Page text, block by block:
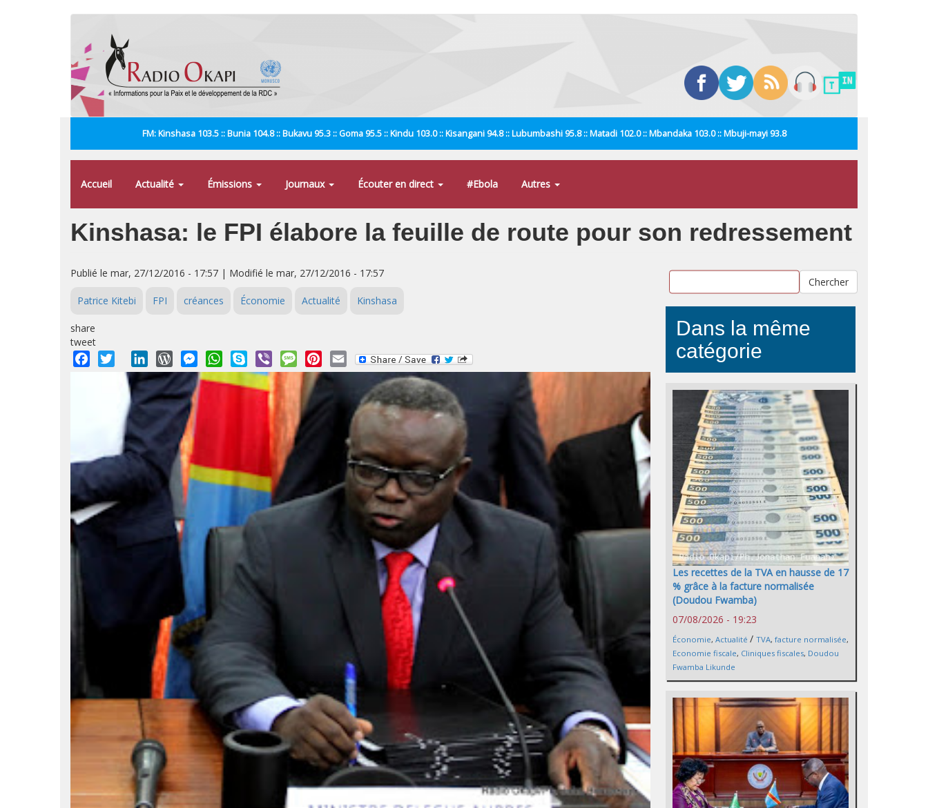
FM: Kinshasa 103.5 :: Bunia 104.8 :: Bukavu 95.3 :: Goma 95.5 :: Kindu 103.0 :: Kisangani 94.8 :: Lubumbashi 95.8 :: Matadi 102.0 :: Mbandaka 103.0 :: Mbuji-mayi 93.8
Accueil Actualité Émissions Journaux Écouter en direct #Ebola Autres
Kinshasa: le FPI élabore la feuille de route pour son redressement
Publié le mar, 27/12/2016 - 17:57 | Modifié le mar, 27/12/2016 - 17:57
Patrice Kitebi FPI créances Économie Actualité Kinshasa
share
tweet
Facebook
Twitter LinkedInWordPressMessengerWhatsApp
Skype Viber MessagePinterest
Email
Chercher
Dans la même
catégorie
Les recettes de la TVA en hausse de 17
% grâce à la facture normalisée
(Doudou Fwamba)
07/08/2026 - 19:23
Économie, Actualité / TVA, facture normalisée,
Economie fiscale, Cliniques fiscales, Doudou
Fwamba Likunde